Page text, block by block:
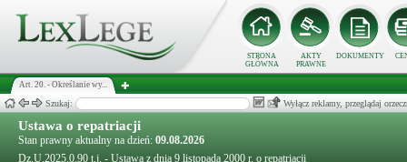
STRONA
GŁÓWNA
AKTY
PRAWNE
DOKUMENTY
Art. 20. - Określanie wy...
Szukaj: Wyłącz reklamy, przeglądaj
Ustawa o repatriacji
Stan prawny aktualny na dzień: 09.08.2026
Dz.U.2025.0.90 t.j. - Ustawa z dnia 9 listopada 2000 r. o repatriacji